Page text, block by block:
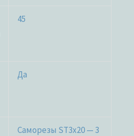
45
Да
Саморезы ST3x20 — 3